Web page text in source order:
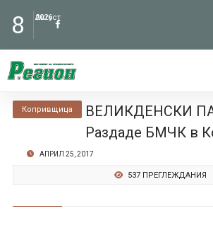
8 Август
2026
Копривщица
ВЕЛИКДЕНСКИ
Раздаде БМЧК в
АПРИЛ 25, 2017
537 ПРЕГЛЕЖДАНИЯ